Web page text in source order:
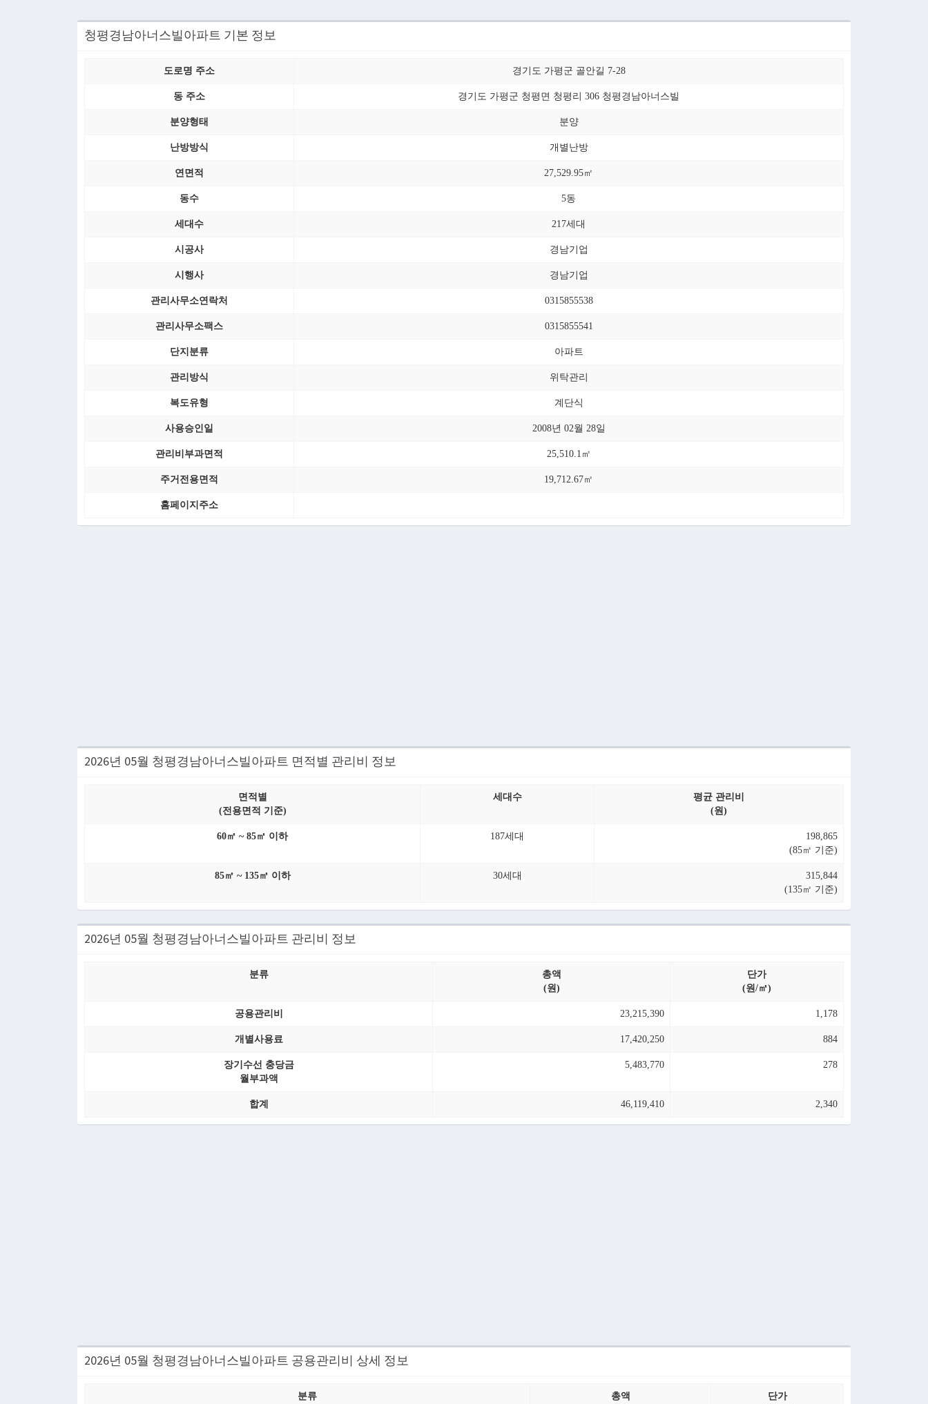
청평경남아너스빌아파트 기본 정보
도로명 주소 경기도 가평군 골안길 7-28
동 주소 경기도 가평군 청평면 청평리 306 청평경남아너스빌
분양형태 분양
난방방식 개별난방
연면적 27,529.95㎡
동수 5동
세대수 217세대
시공사 경남기업
시행사 경남기업
관리사무소연락처 0315855538
관리사무소팩스 0315855541
단지분류 아파트
관리방식 위탁관리
복도유형 계단식
사용승인일 2008년 02월 28일
관리비부과면적 25,510.1㎡
주거전용면적 19,712.67㎡
홈페이지주소
2026년 05월 청평경남아너스빌아파트 면적별 관리비 정보
면적별
(전용면적 기준)
세대수
평균 관리비
(원)
60㎡ ~ 85㎡ 이하 187세대
198,865
(85㎡ 기준)
85㎡ ~ 135㎡ 이하 30세대
315,844
(135㎡ 기준)
2026년 05월 청평경남아너스빌아파트 관리비 정보
분류
총액
(원)
단가
(원/㎡)
공용관리비 23,215,390 1,178
개별사용료 17,420,250 884
장기수선 충당금
월부과액
5,483,770 278
합계 46,119,410 2,340
2026년 05월 청평경남아너스빌아파트 공용관리비 상세 정보
분류
총액
단가